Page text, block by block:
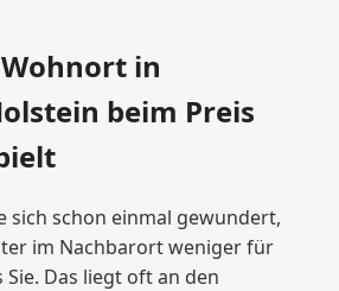
in
beim Preis
sich schon einmal gewundert,
im Nachbarort weniger für
Sie. Das liegt oft an den